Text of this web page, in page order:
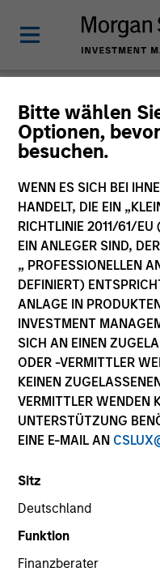
Bitte wählen
Optionen,
besuchen.
WENN ES SICH BEI
HANDELT, DIE EIN
RICHTLINIE 2011/61/EU
EIN ANLEGER SIND,
„ PROFESSIONELLEN
DEFINIERT)
ANLAGE IN
INVESTMENT
SICH AN EINEN
ODER -VERMITTLER
KEINEN
VERMITTLER WENDEN
UNTERSTÜTZUNG
EINE E-MAIL AN
Sitz
Deutschland
Funktion
Finanzberater
Morgan
Änderung des
Dieses Dokument ist ein
Die Wertentwicklung in
verlässlicher Indikator
Die Rendite kann infolge
steigen oder sinken. Alle
Basis der
Stanley Investment
Klicken Sie auf den
die Renditen des